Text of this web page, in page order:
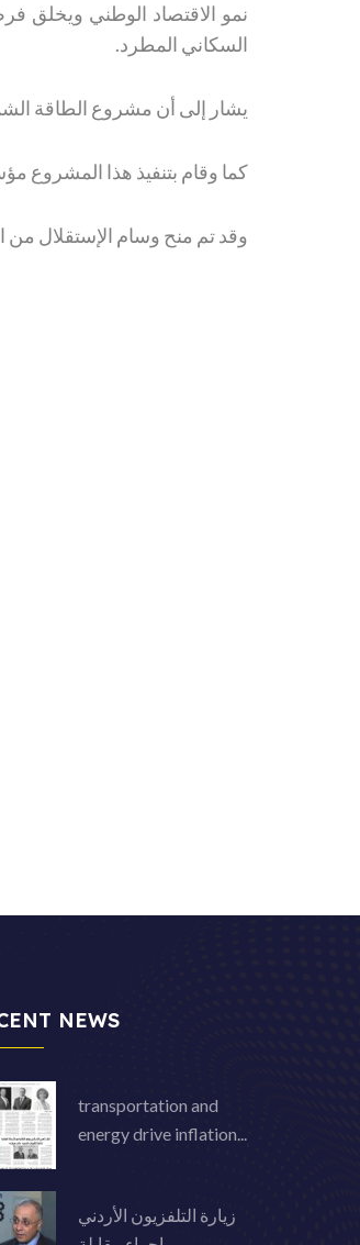
نمو الاقتصاد الوطني ويخلق
السكاني المطرد.
يشار إلى أن مشروع الطاقة الشمسية في
كما وقام بتنفيذ هذا المشروع
وقد تم منح وسام الإستقلال من
NEWS
transportation and
energy drive inflation...
زيارة التلفزيون الأردني